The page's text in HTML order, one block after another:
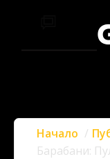
Начало
Барабани: